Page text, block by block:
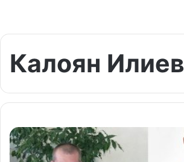
Калоян Илиев